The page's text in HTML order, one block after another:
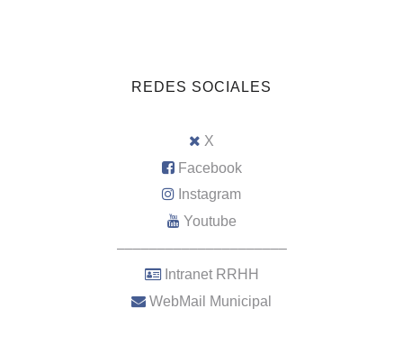
REDES SOCIALES
X
Facebook
Instagram
Youtube
–––––––––––––––––––––
Intranet RRHH
WebMail Municipal